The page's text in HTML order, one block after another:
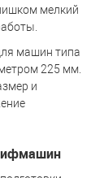
мелкий
машин типа
225 мм.
и